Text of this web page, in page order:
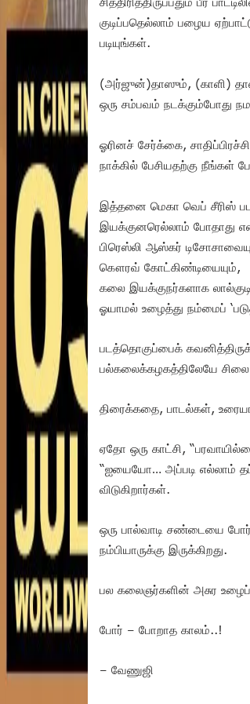
குடிப்பதெல்லாம் பழைய
படியுங்கள்.
(அர்ஜுன்)தாஸும், (காளி)
ஒரு சம்பவம் நடக்கும்போது
ஓரினச் சேர்க்கை,
நாக்கில் பேசியதற்கு நீங்கள்
இத்தனை மெகா வெப் சீரிஸ்
இயக்குனரெல்லாம் போதாது
பிரெஸ்லி ஆஸ்கர்
கௌரவ் கோட்கிண்டியையும்,
கலை இயக்குநர்களாக
ஓயாமல் உழைத்து நம்மைப்
படத்தொகுப்பைக்
பல்கலைக்கழகத்திலேயே
திரைக்கதை, பாடல்கள்,
ஏதோ ஒரு காட்சி,
“ஐயையோ… அப்படி எல்லாம்
விடுகிறார்கள்.
ஒரு பால்வாடி சண்டையை
நம்பியாருக்கு இருக்கிறது.
பல கலைஞர்களின் அசுர
போர் – போறாத காலம்..!
– வேணுஜி